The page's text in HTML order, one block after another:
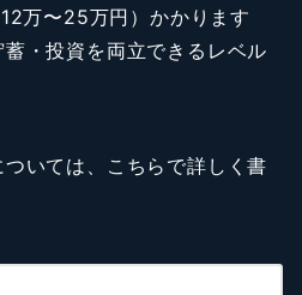
万〜25万円）かかります
・投資を両立できるレベル
いては、こちらで詳しく書